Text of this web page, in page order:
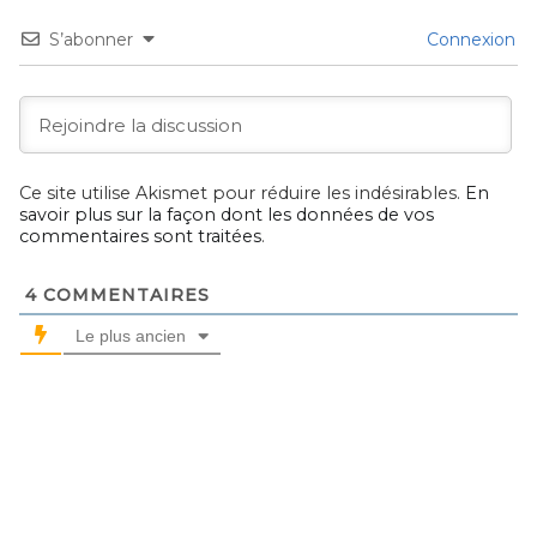
S’abonner Connexion
Ce site utilise Akismet pour réduire les indésirables. En
savoir plus sur la façon dont les données de vos
commentaires sont traitées.
4 COMMENTAIRES
Le plus ancien